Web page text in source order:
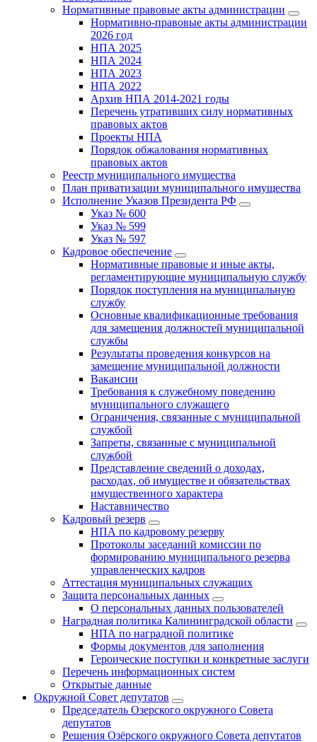
Нормативные правовые акты администрации
Нормативно-правовые акты администрации
2026 год
НПА 2025
НПА 2024
НПА 2023
НПА 2022
Архив НПА 2014-2021 годы
Перечень утративших силу нормативных
правовых актов
Проекты НПА
Порядок обжалования нормативных
правовых актов
Реестр муниципального имущества
План приватизации муниципального имущества
Исполнение Указов Президента РФ
Указ № 600
Указ № 599
Указ № 597
Кадровое обеспечение
Нормативные правовые и иные акты,
регламентирующие муниципальную службу
Порядок поступления на муниципальную
службу
Основные квалификационные требования
для замещения должностей муниципальной
службы
Результаты проведения конкурсов на
замещение муниципальной должности
Вакансии
Требования к служебному поведению
муниципального служащего
Ограничения, связанные с муниципальной
службой
Запреты, связанные с муниципальной
службой
Представление сведений о доходах,
расходах, об имуществе и обязательствах
имущественного характера
Наставничество
Кадровый резерв
НПА по кадровому резерву
Протоколы заседаний комиссии по
формированию муниципального резерва
управленческих кадров
Аттестация муниципальных служащих
Защита персональных данных
О персональных данных пользователей
Наградная политика Калининградской области
НПА по наградной политике
Формы документов для заполнения
Героические поступки и конкретные заслуги
Перечень информационных систем
Открытые данные
Окружной Совет депутатов
Председатель Озерского окружного Совета
депутатов
Решения Озёрского окружного Совета депутатов